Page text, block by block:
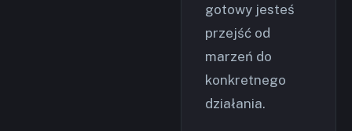
gotowy jesteś
przejść od
marzeń do
konkretnego
działania.